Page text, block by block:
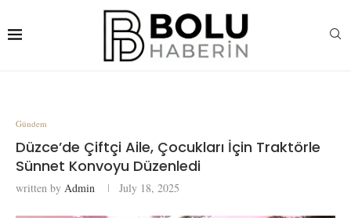
Gündem
Düzce’de Çiftçi Aile, Çocukları İçin Traktörle
Sünnet Konvoyu Düzenledi
written by Admin July 18, 2025